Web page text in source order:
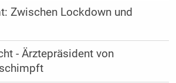
Zwischen Lockdown und
- Ärztepräsident von